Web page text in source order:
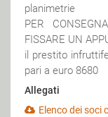
planimetrie
PER
FISSARE UN
il prestito
pari a euro 8680
Allegati
Elenco dei soci